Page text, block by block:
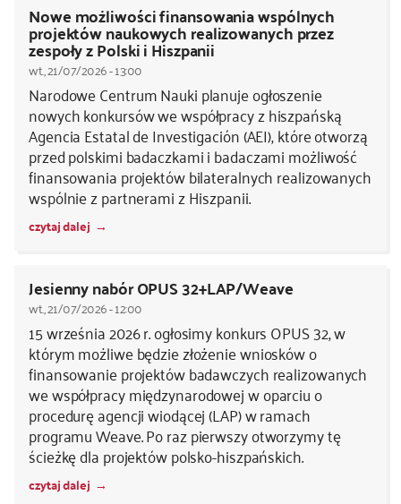
Nowe możliwości finansowania wspólnych
projektów naukowych realizowanych przez
zespoły z Polski i Hiszpanii
wt., 21/07/2026 - 13:00
Narodowe Centrum Nauki planuje ogłoszenie
nowych konkursów we współpracy z hiszpańską
Agencia Estatal de Investigación (AEI), które otworzą
przed polskimi badaczkami i badaczami możliwość
finansowania projektów bilateralnych realizowanych
wspólnie z partnerami z Hiszpanii.
czytaj dalej
Jesienny nabór OPUS 32+LAP/Weave
wt., 21/07/2026 - 12:00
15 września 2026 r. ogłosimy konkurs OPUS 32, w
którym możliwe będzie złożenie wniosków o
finansowanie projektów badawczych realizowanych
we współpracy międzynarodowej w oparciu o
procedurę agencji wiodącej (LAP) w ramach
programu Weave. Po raz pierwszy otworzymy tę
ścieżkę dla projektów polsko-hiszpańskich.
czytaj dalej